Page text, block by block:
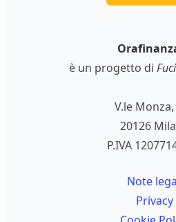
è un progetto di
V.le
20126
P.IVA
Note
Privacy